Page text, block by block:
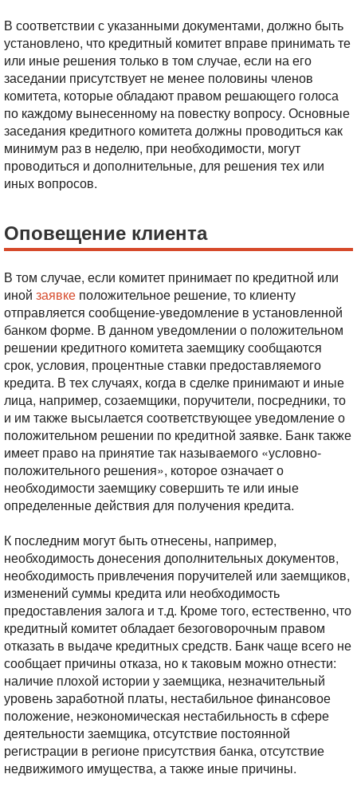
В соответствии с указанными документами, должно быть
установлено, что кредитный комитет вправе принимать те
или иные решения только в том случае, если на его
заседании присутствует не менее половины членов
комитета, которые обладают правом решающего голоса
по каждому вынесенному на повестку вопросу. Основные
заседания кредитного комитета должны проводиться как
минимум раз в неделю, при необходимости, могут
проводиться и дополнительные, для решения тех или
иных вопросов.
Оповещение клиента
В том случае, если комитет принимает по кредитной или
иной заявке положительное решение, то клиенту
отправляется сообщение-уведомление в установленной
банком форме. В данном уведомлении о положительном
решении кредитного комитета заемщику сообщаются
срок, условия, процентные ставки предоставляемого
кредита. В тех случаях, когда в сделке принимают и иные
лица, например, созаемщики, поручители, посредники, то
и им также высылается соответствующее уведомление о
положительном решении по кредитной заявке. Банк также
имеет право на принятие так называемого «условно-
положительного решения», которое означает о
необходимости заемщику совершить те или иные
определенные действия для получения кредита.
К последним могут быть отнесены, например,
необходимость донесения дополнительных документов,
необходимость привлечения поручителей или заемщиков,
изменений суммы кредита или необходимость
предоставления залога и т.д. Кроме того, естественно, что
кредитный комитет обладает безоговорочным правом
отказать в выдаче кредитных средств. Банк чаще всего не
сообщает причины отказа, но к таковым можно отнести:
наличие плохой истории у заемщика, незначительный
уровень заработной платы, нестабильное финансовое
положение, неэкономическая нестабильность в сфере
деятельности заемщика, отсутствие постоянной
регистрации в регионе присутствия банка, отсутствие
недвижимого имущества, а также иные причины.